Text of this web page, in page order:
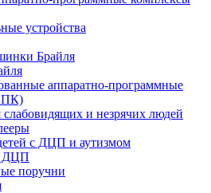
устройства
Брайля
аппаратно-программные
и незрячих людей
с ДЦП и аутизмом
ДЦП
поручни